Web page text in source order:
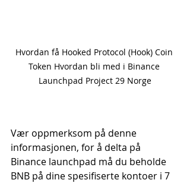
Hvordan få Hooked Protocol (Hook) Coin
Token Hvordan bli med i Binance
Launchpad Project 29 Norge
Vær oppmerksom på denne
informasjonen, for å delta på
Binance launchpad må du beholde
BNB på dine spesifiserte kontoer i 7